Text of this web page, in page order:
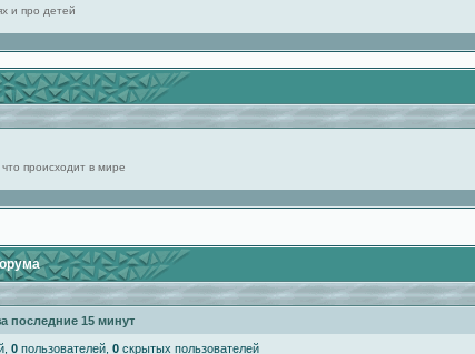
и про детей
происходит в мире
последние 15 минут
0 пользователей, 0 скрытых пользователей